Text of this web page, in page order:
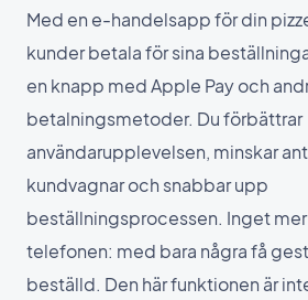
Med en e-handelsapp för din
kunder betala för sina
en knapp med Apple Pay och
betalningsmetoder. Du förbättrar
användarupplevelsen, minskar
kundvagnar och snabbar upp
beställningsprocessen. Inget
telefonen: med bara några få
beställd. Den här funktionen är